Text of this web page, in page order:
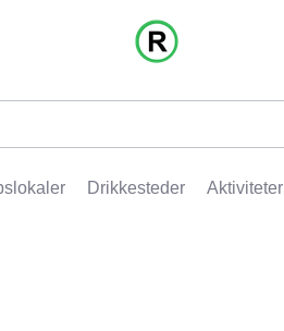
Drikkesteder Aktiviteter